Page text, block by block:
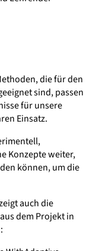
die für den
sind, passen
für unsere
Einsatz.
Konzepte weiter,
können, um die
auch die
dem Projekt in